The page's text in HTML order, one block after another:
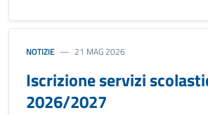
NOTIZIE 21 MAG 2026
Iscrizione servizi
2026/2027